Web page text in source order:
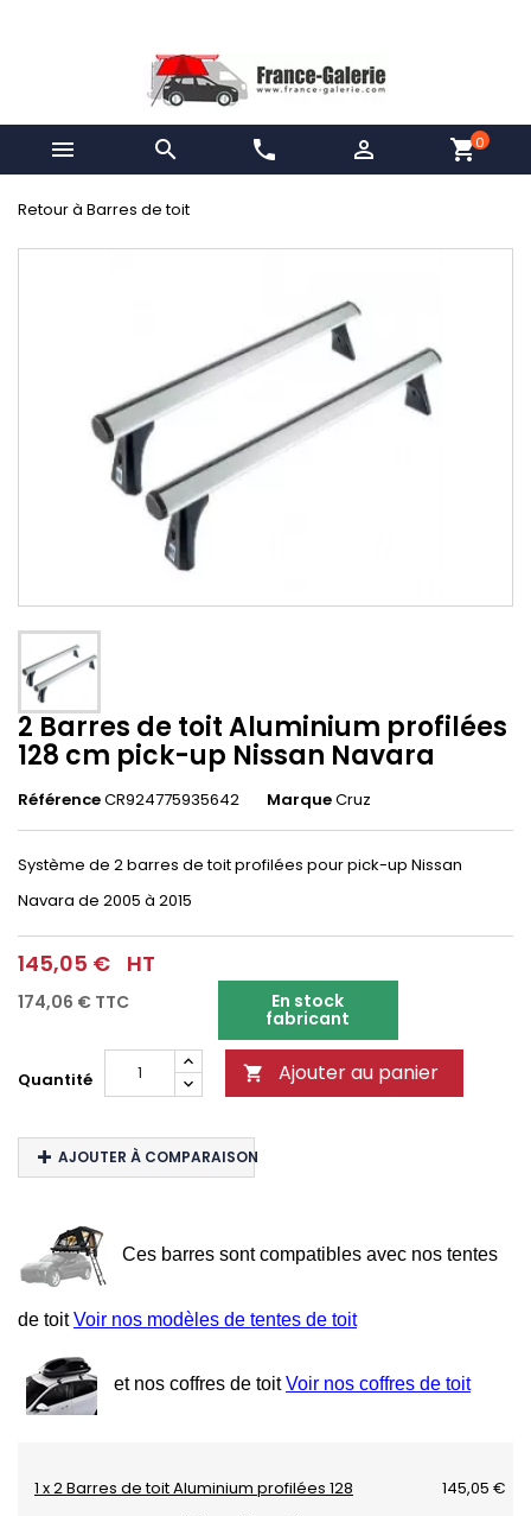
  phone  shopping_cart0
Retour à Barres de toit
2 Barres de toit Aluminium profilées
128 cm pick-up Nissan Navara
RéférenceCR924775935642 MarqueCruz
Système de 2 barres de toit profilées pour pick-up Nissan
Navara de 2005 à 2015
145,05 € HT
174,06 € TTC En stock
fabricant
Quantité  Ajouter au panier
AJOUTER À COMPARAISON
Ces barres sont compatibles avec nos tentes
de toitVoir nos modèles de tentes de toit
et nos coffres de toitVoir nos coffres de toit
1 x 2 Barres de toit Aluminium profilées 128
145,05 €